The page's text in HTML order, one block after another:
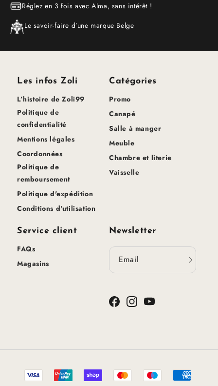
Réglez en 3 fois avec Alma, sans intérêt !
Le savoir-faire d’une marque Belge
Les infos Zoli
L’histoire de Zoli99
Politique de
confidentialité
Mentions légales
Coordonnées
Politique de
remboursement
Politique d'expédition
Conditions d'utilisation
Catégories
Promo
Canapé
Salle à manger
Meuble
Chambre et literie
Vaisselle
Service client
FAQs
Magasins
Newsletter
Email
FacebookInstagramYouTube
Méthodes